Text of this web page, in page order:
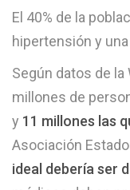
El 40% de la
hipertensión y
Según datos de la
millones de
y 11 millones las
Asociación
ideal debería ser